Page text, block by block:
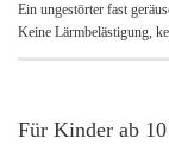
Ein ungestörter fast
Keine Lärmbelästigung,
Für Kinder ab